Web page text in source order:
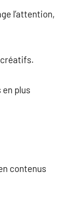
l’attention,
plus
contenus